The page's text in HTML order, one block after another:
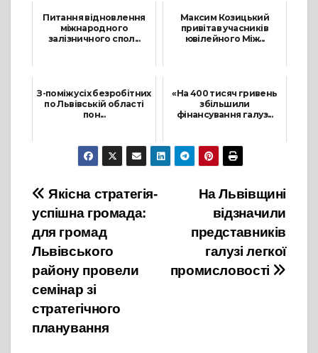
Питання відновлення
міжнародного
залізничного спол...
Максим Козицький
привітав учасників
ювілейного Між...
З-поміж усіх безробітних
по Львівській області
пон...
1 Вересня, 2021
«На 400 тисяч гривень
збільшили
фінансування галуз...
8 Грудня, 2021
Навігація
записів
На Львівщині
відзначили
представників
галузі легкої
промисловості
Якісна стратегія-
успішна громада:
для громад
Львівського
району провели
семінар зі
стратегічного
планування